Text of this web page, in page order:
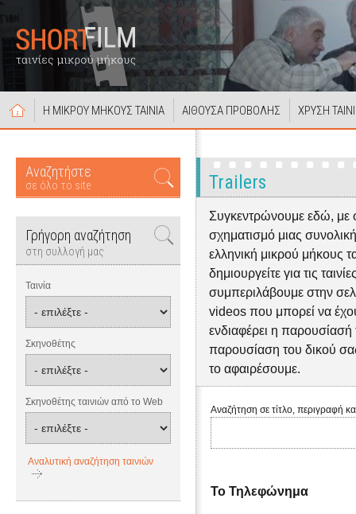
Η ΜΙΚΡΟΥ ΜΗΚΟΥΣ ΤΑΙΝΙΑ ΑΙΘΟΥΣΑ ΠΡΟΒΟΛΗΣ ΧΡΥΣΗ
Αναζητήστε
σε όλο το site
Γρήγορη αναζήτηση
στη συλλογή μας
Ταινία
Σκηνοθέτης
Σκηνοθέτης ταινιών από το Web
Αναλυτική αναζήτηση ταινιών
Trailers
Συγκεντρώνουμε εδώ, με
σχηματισμό μιας
ελληνική μικρού μήκους
δημιουργείτε για τις
συμπεριλάβουμε στην
videos που μπορεί να
ενδιαφέρει η παρουσίασή
παρουσίαση του δικού
το αφαιρέσουμε.
Αναζήτηση σε τίτλο, περιγραφή
Το Τηλεφώνημα